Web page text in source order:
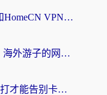
快帆TV版VPN好用吗？和HomeCN VPN对比哪个回国效果更好？真实体验告诉你
Malus和HomeCN好用吗？海外游子的网络乡愁，到底该如何安放？
身在海外，命运方舟怎么打才能告别卡顿？这份终极指南给你答案